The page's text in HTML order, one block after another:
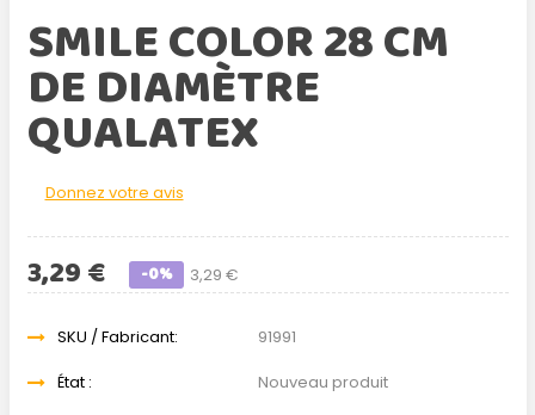
SMILE COLOR 28 CM
DE DIAMÈTRE
QUALATEX
Donnez votre avis
3,29 €
3,29 € -0%
SKU / Fabricant:
91991
État :
Nouveau produit